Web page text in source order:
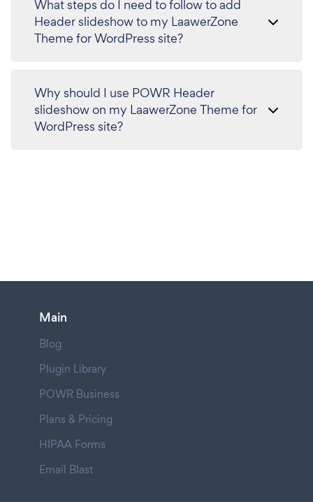
What steps do I need to follow to add
Header slideshow to my LaawerZone
Theme for WordPress site?
Why should I use POWR Header
slideshow on my LaawerZone Theme for
WordPress site?
Main
Blog
Plugin Library
POWR Business
Plans & Pricing
HIPAA Forms
Email Blast